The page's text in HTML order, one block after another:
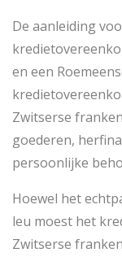
De aanleiding
en een
Zwitserse
goederen,
persoonlijke
Hoewel het
leu moest het
Zwitserse